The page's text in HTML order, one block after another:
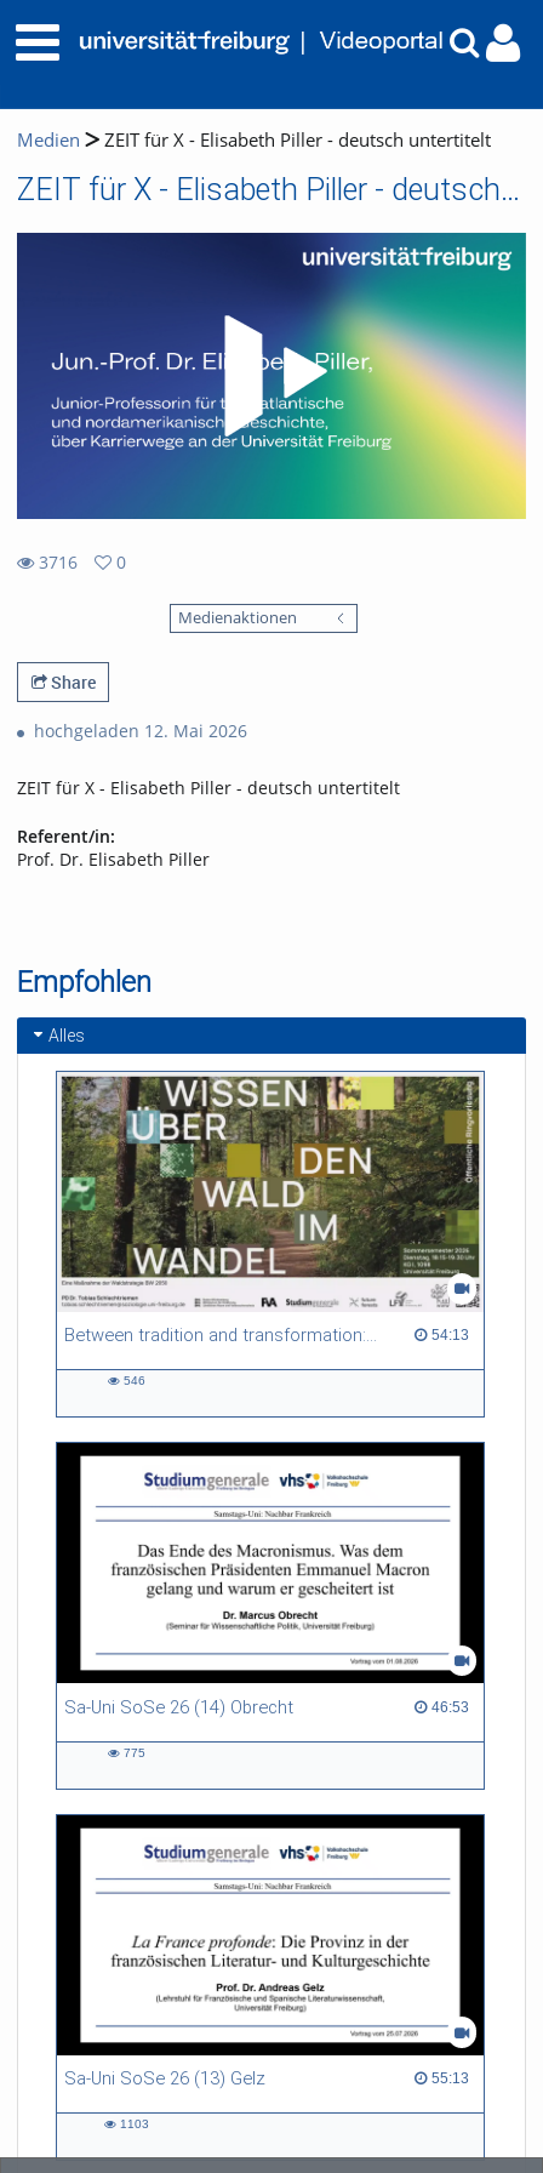
Medien ZEIT für X - Elisabeth Piller - deutsch untertitelt
ZEIT für X - Elisabeth Piller - deutsch untertitelt
3716
0
Medienaktionen
Share
hochgeladen 12. Mai 2026
ZEIT für X - Elisabeth Piller - deutsch untertitelt
Referent/in:
Prof. Dr. Elisabeth Piller
Empfohlen
Alles
Between tradition and transformation: how owners, advisers and institutions co-create knowledge for resilient forests in Europe 54:13
54:13 duration
546
Sa-Uni SoSe 26 (14) Obrecht 46:53
46:53 duration
775
Sa-Uni SoSe 26 (13) Gelz 55:13
55:13 duration
1103